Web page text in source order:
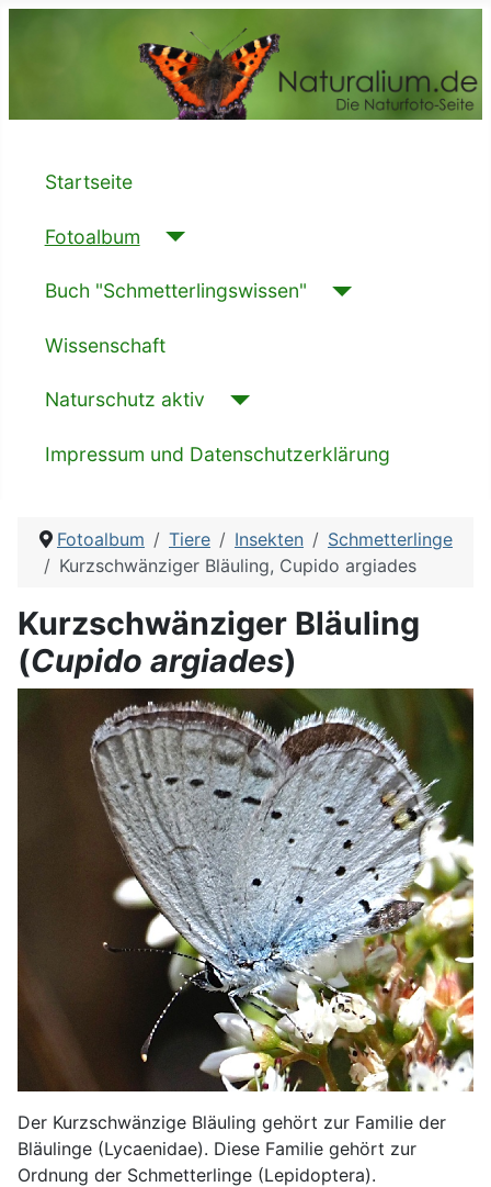
Startseite
Fotoalbum
Buch "Schmetterlingswissen"
Wissenschaft
Naturschutz aktiv
Impressum und Datenschutzerklärung
Fotoalbum Tiere Insekten
Schmetterlinge
Kurzschwänziger Bläuling, Cupido argiades
Kurzschwänziger Bläuling
(Cupido argiades)
Der Kurzschwänzige Bläuling gehört zur Familie der
Bläulinge (Lycaenidae). Diese Familie gehört zur
Ordnung der Schmetterlinge (Lepidoptera).